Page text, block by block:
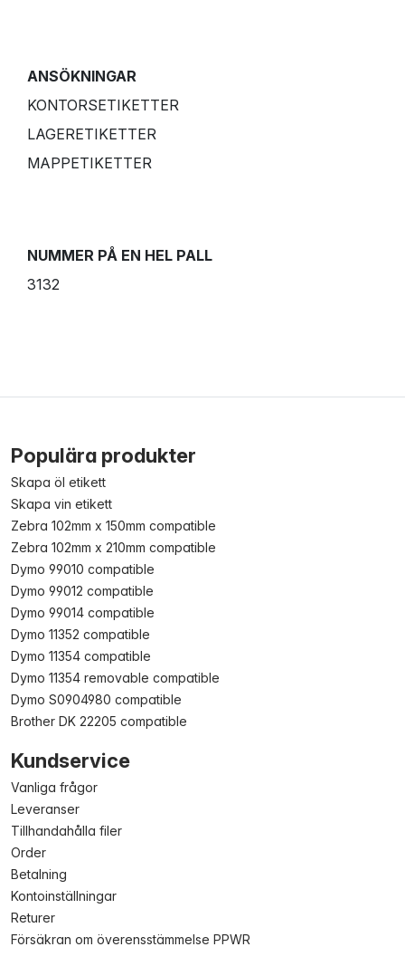
ANSÖKNINGAR
KONTORSETIKETTER
LAGERETIKETTER
MAPPETIKETTER
NUMMER PÅ EN HEL PALL
3132
Populära produkter
Skapa öl etikett
Skapa vin etikett
Zebra 102mm x 150mm compatible
Zebra 102mm x 210mm compatible
Dymo 99010 compatible
Dymo 99012 compatible
Dymo 99014 compatible
Dymo 11352 compatible
Dymo 11354 compatible
Dymo 11354 removable compatible
Dymo S0904980 compatible
Brother DK 22205 compatible
Kundservice
Vanliga frågor
Leveranser
Tillhandahålla filer
Order
Betalning
Kontoinställningar
Returer
Försäkran om överensstämmelse PPWR